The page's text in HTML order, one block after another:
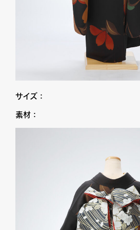
サイズ：
素材：